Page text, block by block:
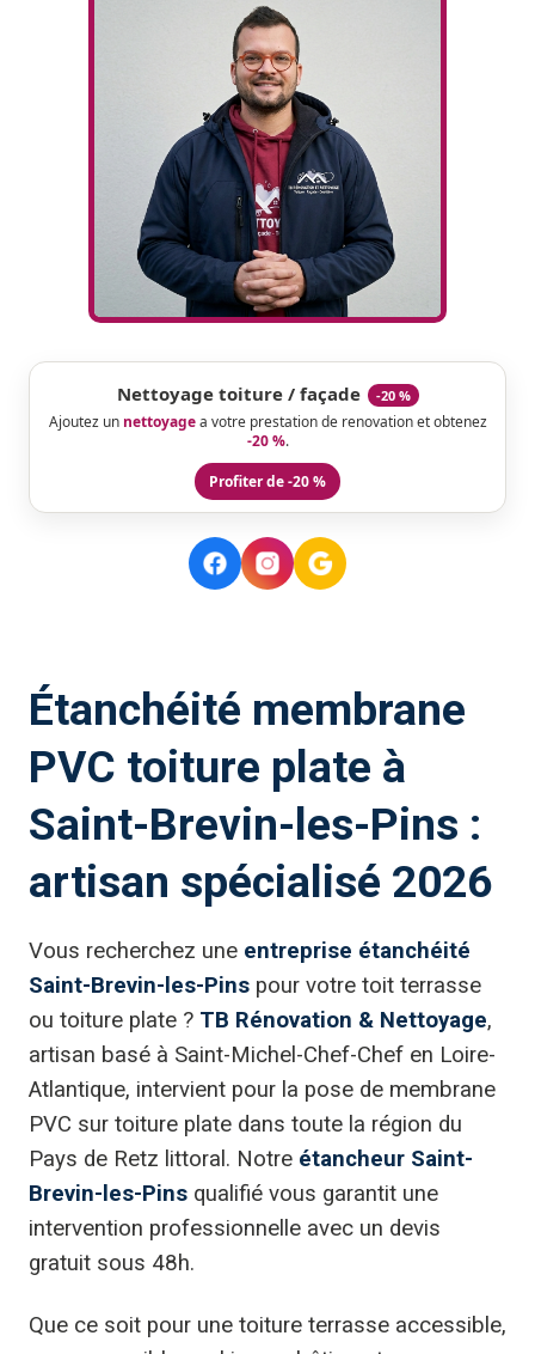
Nettoyage toiture / façade -20 %
Ajoutez un nettoyagea votre prestation de renovation et obtenez
-20 %.
Profiter de -20 %
Étanchéité membrane
PVC toiture plate à
Saint-Brevin-les-Pins :
artisan spécialisé 2026
Vous recherchez une entreprise étanchéité
Saint-Brevin-les-Pins pour votre toit terrasse
ou toiture plate ? TB Rénovation & Nettoyage,
artisan basé à Saint-Michel-Chef-Chef en Loire-
Atlantique, intervient pour la pose de membrane
PVC sur toiture plate dans toute la région du
Pays de Retz littoral. Notre étancheur Saint-
Brevin-les-Pins qualifié vous garantit une
intervention professionnelle avec un devis
gratuit sous 48h.
Que ce soit pour une toiture terrasse accessible,